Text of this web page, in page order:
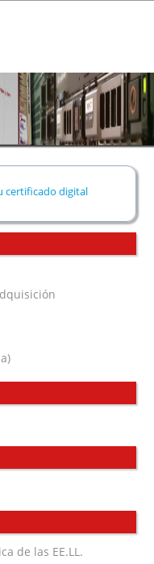
certificado digital
de las EE.LL.